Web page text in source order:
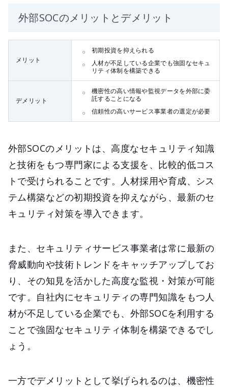
外部SOCのメリットとデメリット
メリット
初期投資を抑えられる
人材が不足している企業でも強固なセキュ
リティ体制を構築できる
デメリット
機密性の高い情報や監視データを外部に委
託することになる
信頼性の高いサービス事業者の選定が必要
外部SOCのメリットは、高度なセキュリティ知識
と技術をもつ専門家による支援を、比較的低コス
トで受けられることです。人材採用や育成、シス
テム構築などの初期投資を抑えながら、最新のセ
キュリティ対策を導入できます。
また、セキュリティサービス事業者は常に最新の
脅威動向や技術トレンドをキャッチアップしてお
り、その知見を活かした高度な監視・対策が可能
です。自社内にセキュリティの専門知識をもつ人
材が不足している企業でも、外部SOCを利用する
ことで強固なセキュリティ体制を構築できるでし
ょう。
一方でデメリットとして挙げられるのは、機密性